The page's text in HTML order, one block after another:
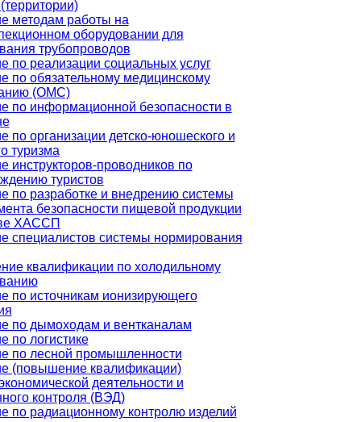
методам работы на
оборудовании для
трубопроводов
по реализации социальных услуг
по обязательному медицинскому
(ОМС)
по информационной безопасности в
по организации детско-юношеского и
туризма
инструкторов-проводников по
туристов
по разработке и внедрению системы
безопасности пищевой продукции
ХАССП
специалистов системы нормирования
квалификации по холодильному
по источникам ионизирующего
по дымоходам и вентканалам
по логистике
по лесной промышленности
(повышение квалификации)
деятельности и
контроля (ВЭД)
по радиационному контролю изделий